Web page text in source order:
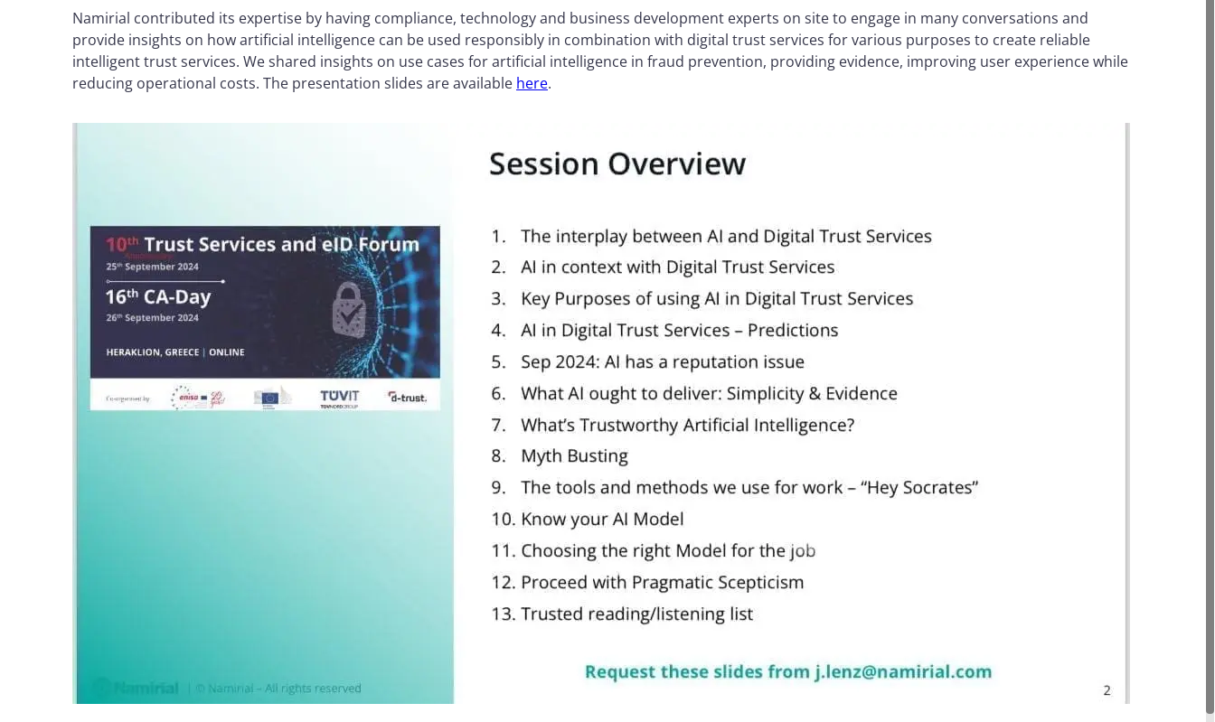
Namirial contributed its expertise by having compliance, technology and business development experts on site to engage in many conversations and
provide insights on how artificial intelligence can be used responsibly in combination with digital trust services for various purposes to create reliable
intelligent trust services. We shared insights on use cases for artificial intelligence in fraud prevention, providing evidence, improving user experience while
reducing operational costs. The presentation slides are available here.